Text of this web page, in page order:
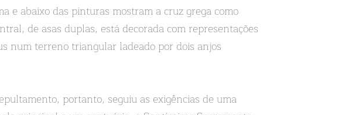
e abaixo das pinturas mostram a cruz grega como
de asas duplas, está decorada com representações
num terreno triangular ladeado por dois anjos
portanto, seguiu as exigências de uma